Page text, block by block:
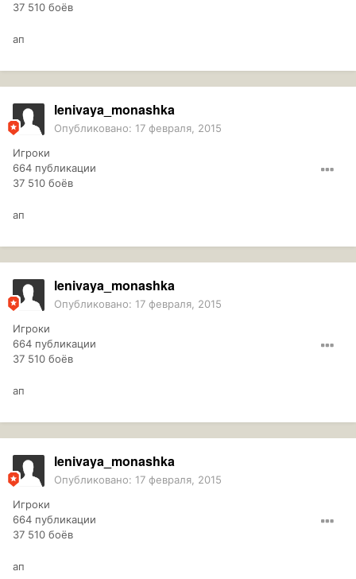
37 510 боёв
ап
lenivaya_monashka
Опубликовано: 17 февраля, 2015
Игроки
664 публикации
37 510 боёв
ап
lenivaya_monashka
Опубликовано: 17 февраля, 2015
Игроки
664 публикации
37 510 боёв
ап
lenivaya_monashka
Опубликовано: 17 февраля, 2015
Игроки
664 публикации
37 510 боёв
ап